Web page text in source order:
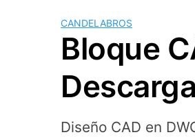
CANDELABROS
Bloque
Diseño CAD en